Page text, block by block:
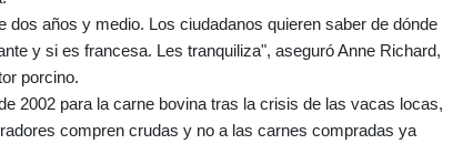
años y medio. Los ciudadanos quieren saber de dónde
y si es francesa. Les tranquiliza", aseguró Anne Richard,
porcino.
2002 para la carne bovina tras la crisis de las vacas locas,
compren crudas y no a las carnes compradas ya